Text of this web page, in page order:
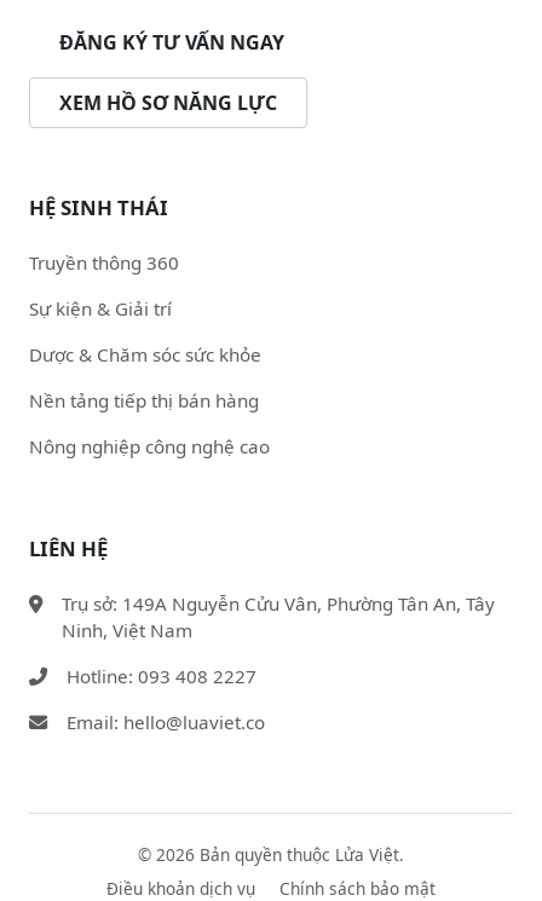
ĐĂNG KÝ TƯ VẤN NGAY
XEM HỒ SƠ NĂNG LỰC
HỆ SINH THÁI
Truyền thông 360
Sự kiện & Giải trí
Dược & Chăm sóc sức khỏe
Nền tảng tiếp thị bán hàng
Nông nghiệp công nghệ cao
LIÊN HỆ
Trụ sở: 149A Nguyễn Cửu Vân, Phường Tân An, Tây
Ninh, Việt Nam
Hotline: 093 408 2227
Email: hello@luaviet.co
© 2026 Bản quyền thuộc Lửa Việt.
Điều khoản dịch vụ
Chính sách bảo mật